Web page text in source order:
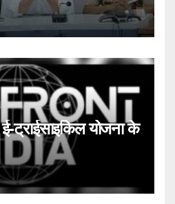
ट्राईसाइकिल योजना के